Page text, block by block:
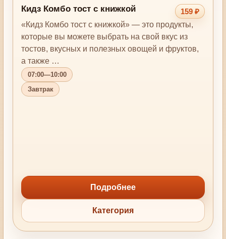
Кидз Комбо тост с книжкой
159 ₽
«Кидз Комбо тост с книжкой» — это продукты,
которые вы можете выбрать на свой вкус из
тостов, вкусных и полезных овощей и фруктов,
а также …
07:00—10:00
Завтрак
Подробнее
Категория